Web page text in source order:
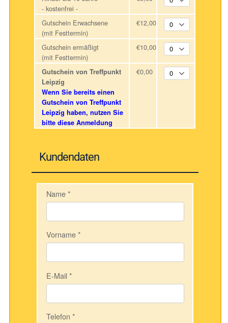
- kostenfrei -
Gutschein Erwachsene
(mit Festtermin)
€12,00
Gutschein ermäßigt
(mit Festtermin)
€10,00
Gutschein von Treffpunkt
Leipzig
Wenn Sie bereits einen
Gutschein von Treffpunkt
Leipzig haben, nutzen Sie
bitte diese Anmeldung
€0,00
Kundendaten
Name*
Vorname*
E-Mail*
Telefon *